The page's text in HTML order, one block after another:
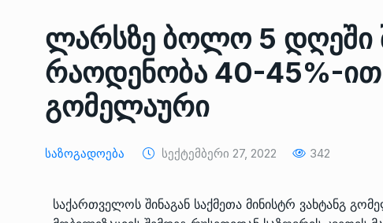
ლარსზე ბოლო 5 დღეში
რაოდენობა 40-45%-ით
გომელაური
Საზოგადოება Სექტემბერი 27, 2022 342
საქართველოს შინაგან საქმეთა მინისტრ ვახტანგ
8
საქართველოს რკინიგზის
გენერალურმა
დერეფნის…
ᲔᲙᲝᲜᲝᲛᲘᲙᲐ 11/05/2022
9
სახელობის ოპერისა და